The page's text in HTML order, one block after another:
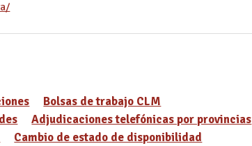
Bolsas de trabajo CLM
Adjudicaciones telefónicas por provincias
Cambio de estado de disponibilidad